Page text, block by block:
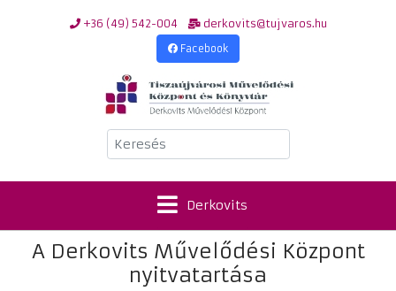
+36 (49) 542-004 derkovits@tujvaros.hu
Facebook
Keresés
Derkovits
A Derkovits Művelődési Központ
nyitvatartása